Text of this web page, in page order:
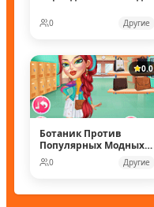
0 Другие
0.0
Ботаник Против
Популярных Модных
Кукол
0 Другие